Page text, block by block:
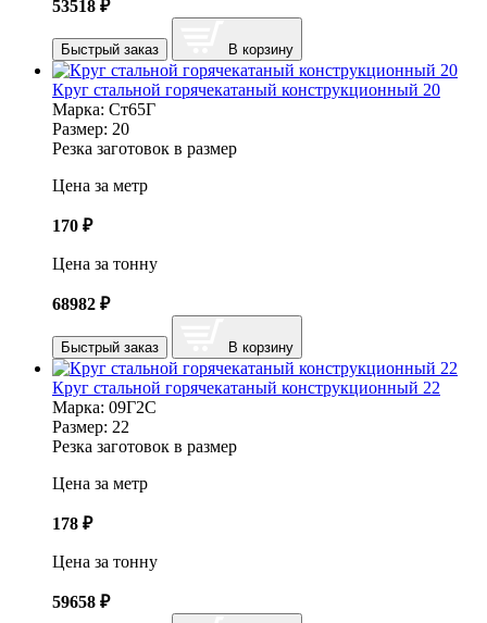
53518 ₽
Быстрый заказ В корзину
Круг стальной горячекатаный конструкционный 20
Марка: Ст65Г
Размер: 20
Резка заготовок в размер
Цена за метр
170 ₽
Цена за тонну
68982 ₽
Быстрый заказ В корзину
Круг стальной горячекатаный конструкционный 22
Марка: 09Г2С
Размер: 22
Резка заготовок в размер
Цена за метр
178 ₽
Цена за тонну
59658 ₽